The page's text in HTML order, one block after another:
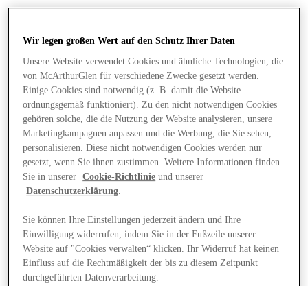
Angebote
Wir legen großen Wert auf den Schutz Ihrer Daten
Unsere Website verwendet Cookies und ähnliche Technologien, die
von McArthurGlen für verschiedene Zwecke gesetzt werden.
Einige Cookies sind notwendig (z. B. damit die Website
ordnungsgemäß funktioniert). Zu den nicht notwendigen Cookies
gehören solche, die die Nutzung der Website analysieren, unsere
Marketingkampagnen anpassen und die Werbung, die Sie sehen,
personalisieren. Diese nicht notwendigen Cookies werden nur
gesetzt, wenn Sie ihnen zustimmen. Weitere Informationen finden
Sie in unserer
Cookie-Richtlinie und unserer
Datenschutzerklärung.
Sie können Ihre Einstellungen jederzeit ändern und Ihre
Einwilligung widerrufen, indem Sie in der Fußzeile unserer
Website auf "Cookies verwalten“ klicken. Ihr Widerruf hat keinen
Einfluss auf die Rechtmäßigkeit der bis zu diesem Zeitpunkt
durchgeführten Datenverarbeitung.